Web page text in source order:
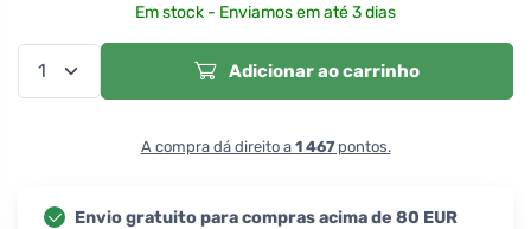
Em stock - Enviamos em até 3 dias
Adicionar ao carrinho
A compra dá direito a 1 467pontos.
Envio gratuito para compras acima de 80 EUR